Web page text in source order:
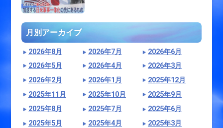
月別アーカイブ
2026年8月 2026年7月
2026年6月
2026年5月
2026年4月
2026年3月
2026年2月
2026年1月
2025年12月
2025年11月
2025年10月
2025年9月
2025年8月
2025年7月
2025年6月
2025年5月
2025年4月
2025年3月